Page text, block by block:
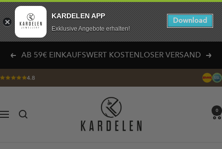
zum
Inhalt
ZurückAB 59€ EINKAUFSWERT KOSTENLOSER VERSAND
4.8
Navigation
KARDELEN
0
KARDELEN APP
Exklusive Angebote erhalten!
Download